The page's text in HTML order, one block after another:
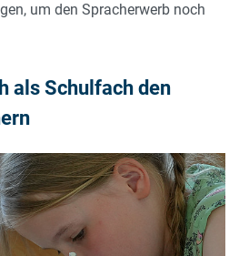
um den Spracherwerb noch
als Schulfach den